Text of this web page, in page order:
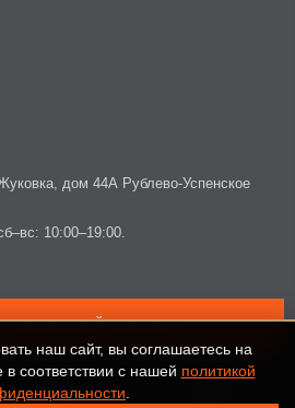
дом 44А Рублево-Успенское
10:00–19:00.
ОБРАТНЫЙ ЗВОНОК
наш сайт, вы соглашаетесь на
соответствии с нашей политикой